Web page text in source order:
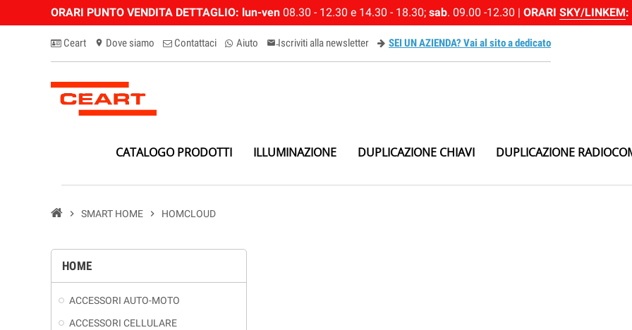
ORARI PUNTO VENDITA DETTAGLIO: lun-ven 08.30 - 12.30 e 14.30 - 18.30; sab. 09.00 -12.30 | ORARI SKY/LINKEM:
Ceart location_on Dove siamo Contattaci Aiuto email-newsletter
Iscriviti alla newsletter SEI UN AZIENDA? Vai al sito a dedicato
CATALOGO PRODOTTI ILLUMINAZIONE DUPLICAZIONE CHIAVI DUPLICAZIONE
chevron_right SMART HOME chevron_right HOMCLOUD
HOME
ACCESSORI AUTO-MOTO
ACCESSORI CELLULARE